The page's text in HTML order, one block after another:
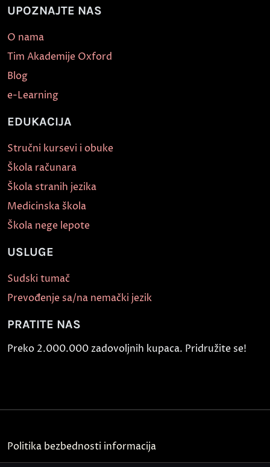
UPOZNAJTE NAS
O nama
Tim Akademije Oxford
Blog
e-Learning
EDUKACIJA
Stručni kursevi i obuke
Škola računara
Škola stranih jezika
Medicinska škola
Škola nege lepote
USLUGE
Sudski tumač
Prevođenje sa/na nemački jezik
PRATITE NAS
Preko 2.000.000 zadovoljnih kupaca. Pridružite se!
Politika bezbednosti informacija